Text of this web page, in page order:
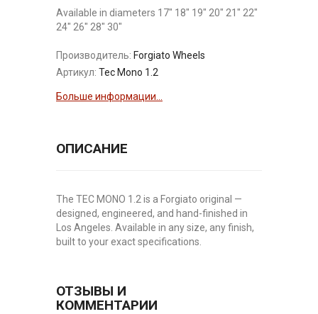
Available in diameters 17" 18" 19" 20" 21" 22"
24" 26" 28" 30"
Производитель: Forgiato Wheels
Артикул: Tec Mono 1.2
Больше информации...
ОПИСАНИЕ
The TEC MONO 1.2 is a Forgiato original —
designed, engineered, and hand-finished in
Los Angeles. Available in any size, any finish,
built to your exact specifications.
ОТЗЫВЫ И
КОММЕНТАРИИ